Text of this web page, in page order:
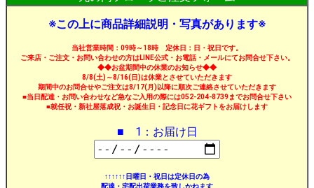
※この上に商品詳細説明・写真があります※
当社営業時間：09時～18時 定休日：日・祝日です。
ご来店・ご注文・お問い合わせの方はLINE公式・お電話・メールにてお問合せ下さい。
◆◆お盆期間中の休業のお知らせ◆◆
8/8(土)～8/16(日)は休業とさせていただきます
期間中のお問合せやご注文は8/17(月)以降に順次ご連絡させていただきます
■当日配達・お問い合わせなど急なご入用の際には052-204-8739までお問合せ下さい
■就任祝・新社屋落成祝・お誕生日・記念日に花ギフトをお届けします
■ 1：お届け日
↑↑↑↑↑↑日曜日・祝日は定休日の為
配達・宅配出荷業務を致しかねます